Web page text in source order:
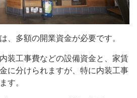
、多額の開業資金が必要です。
装工事費などの設備資金と、家賃
に分けられますが、特に内装工事
す。